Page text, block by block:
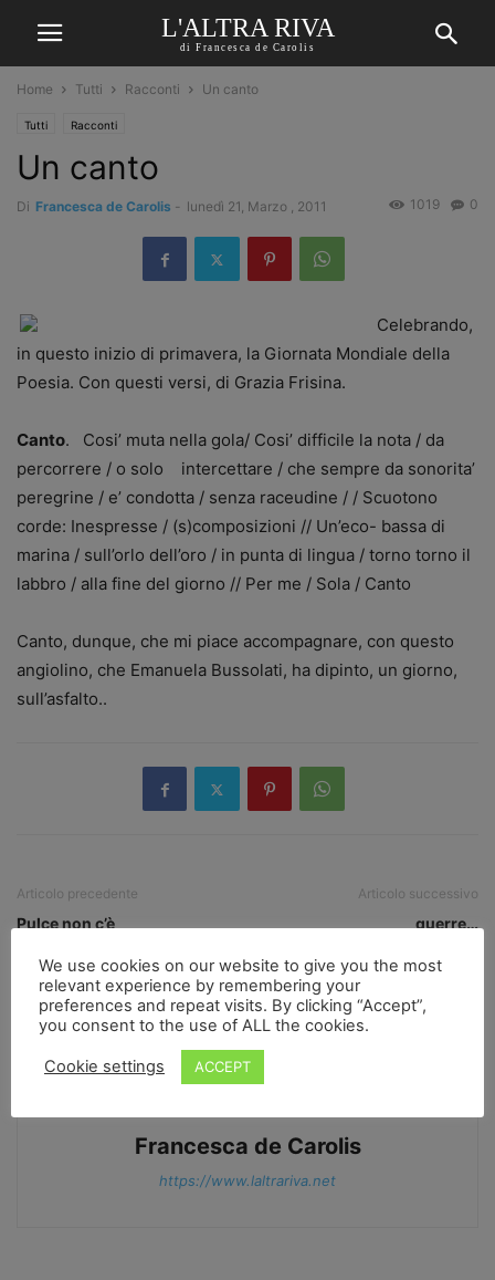
L'ALTRA RIVA
di Francesca de Carolis
Home Tutti Racconti Un canto
Tutti Racconti
Un canto
Di Francesca de Carolis - lunedì 21, Marzo , 2011 0
1019
Celebrando,
in questo inizio di primavera, la Giornata Mondiale della
Poesia. Con questi versi, di Grazia Frisina.
Canto. Cosi’ muta nella gola/ Cosi’ difficile la nota / da
percorrere / o solo intercettare / che sempre da sonorita’
peregrine / e’ condotta / senza raceudine / / Scuotono
corde: Inespresse / (s)composizioni // Un’eco- bassa di
marina / sull’orlo dell’oro / in punta di lingua / torno torno il
labbro / alla fine del giorno // Per me / Sola / Canto
Canto, dunque, che mi piace accompagnare, con questo
angiolino, che Emanuela Bussolati, ha dipinto, un giorno,
sull’asfalto..
Articolo precedente
Pulce non c’è
Articolo successivo
guerre…
Francesca de Carolis
https://www.laltrariva.net
We use cookies on our website to give you the most
relevant experience by remembering your
preferences and repeat visits. By clicking “Accept”,
you consent to the use of ALL the cookies.
Cookie settings ACCEPT